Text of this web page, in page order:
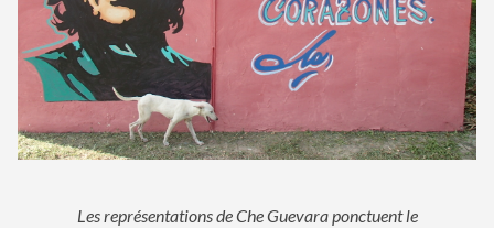
Les représentations de Che Guevara ponctuent le